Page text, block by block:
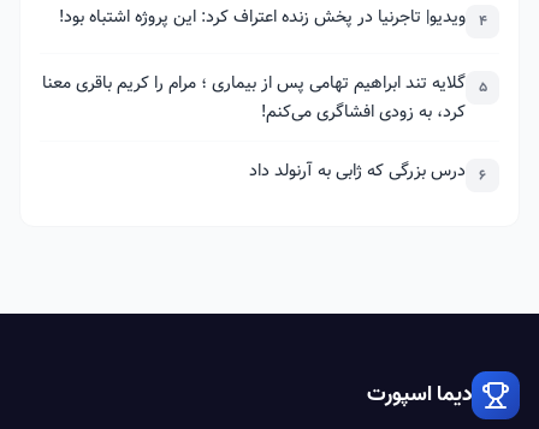
4 ویدیو| تاجرنیا در پخش زنده اعتراف کرد: این پروژه اشتباه بود!
5 گلایه تند ابراهیم تهامی پس از بیماری ؛ مرام را کریم باقری معنا
کرد، به زودی افشاگری می‌کنم!
6 درس بزرگی که ژابی به آرنولد داد
دیما اسپورت